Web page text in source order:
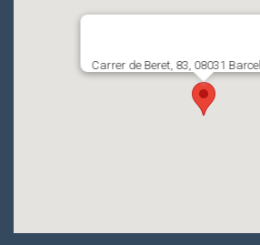
Carrer de Beret, 83, 08031